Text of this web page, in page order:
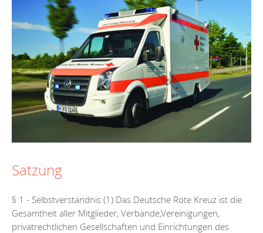
Satzung
§ 1 - Selbstverständnis (1) Das Deutsche Rote Kreuz ist die
Gesamtheit aller Mitglieder, Verbände,Vereinigungen,
privatrechtlichen Gesellschaften und Einrichtungen des